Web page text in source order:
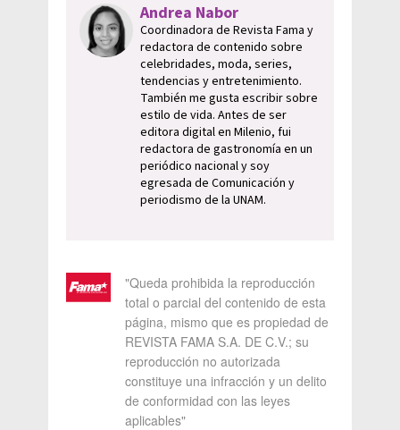
Andrea Nabor
Coordinadora de Revista Fama y
redactora de contenido sobre
celebridades, moda, series,
tendencias y entretenimiento.
También me gusta escribir sobre
estilo de vida. Antes de ser
editora digital en Milenio, fui
redactora de gastronomía en un
periódico nacional y soy
egresada de Comunicación y
periodismo de la UNAM.
"Queda prohibida la reproducción
total o parcial del contenido de esta
página, mismo que es propiedad de
REVISTA FAMA S.A. DE C.V.; su
reproducción no autorizada
constituye una infracción y un delito
de conformidad con las leyes
aplicables"